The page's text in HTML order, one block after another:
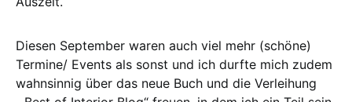
Diesen September waren auch viel mehr (schöne)
Termine/ Events als sonst und ich durfte mich zudem
wahnsinnig über das neue Buch und die Verleihung